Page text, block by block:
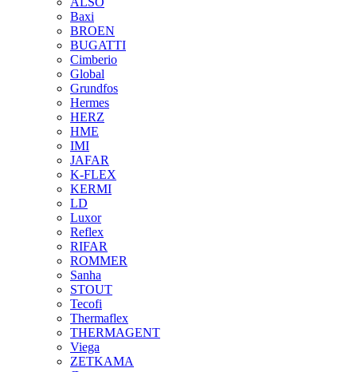
Baxi
BROEN
BUGATTI
Cimberio
Global
Grundfos
Hermes
HERZ
HME
IMI
JAFAR
K-FLEX
KERMI
LD
Luxor
Reflex
RIFAR
ROMMER
Sanha
STOUT
Tecofi
Thermaflex
THERMAGENT
Viega
ZETKAMA